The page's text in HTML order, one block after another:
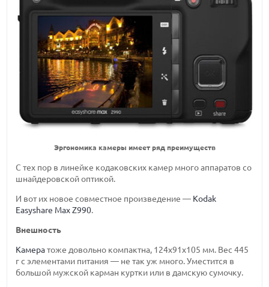
Эргономика камеры имеет ряд преимуществ
С тех пор в линейке кодаковских камер много аппаратов со
шнайдеровской оптикой.
И вот их новое совместное произведение — Kodak
Easyshare Max Z990.
Внешность
Камератоже довольно компактна, 124x91x105 мм. Вес 445
г с элементами питания — не так уж много. Уместится в
большой мужской карман куртки или в дамскую сумочку.